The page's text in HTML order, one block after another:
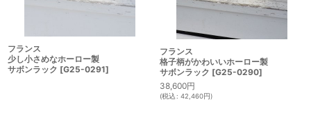
フランス
少し小さめなホーロー製
サボンラック [G25-0291]
フランス
格子柄がかわいいホーロー製
サボンラック [G25-0290]
38,600円
(税込: 42,460円)